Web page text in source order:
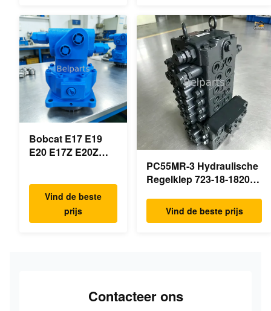
16017
Minigraafmachine
mini-
graafmachineonderdelen
Bobcat E17 E19
E20 E17Z E20Z
7024419 Voor mini
graafmachine
Vind de beste
prijs
PC55MR-3 Hydraulische
Regelklep 723-18-18200
18202 voor KOMATSU
Graafmachine Originele
Vind de beste prijs
Contacteer ons